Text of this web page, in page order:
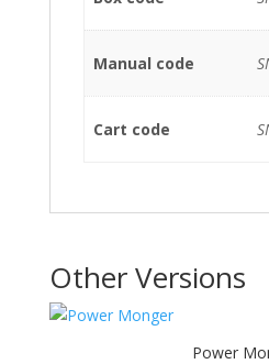
Manual code
Cart code
Other Versions
Power